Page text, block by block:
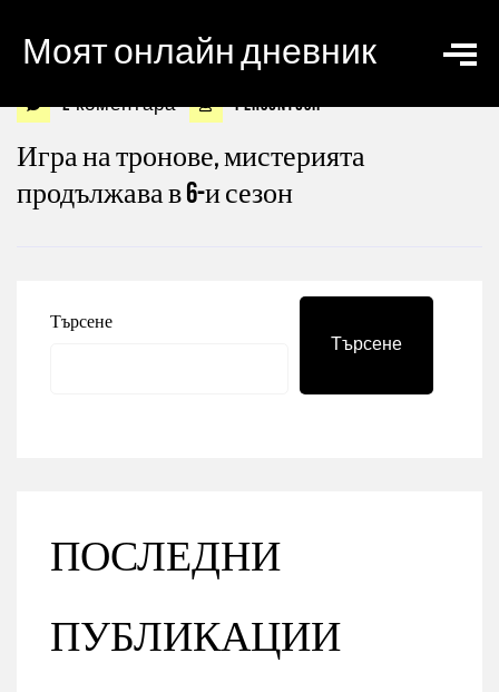
Моят онлайн дневник
2 коментара personyosif
Игра на тронове, мистерията
продължава в 6-и сезон
Търсене
Търсене
ПОСЛЕДНИ
ПУБЛИКАЦИИ